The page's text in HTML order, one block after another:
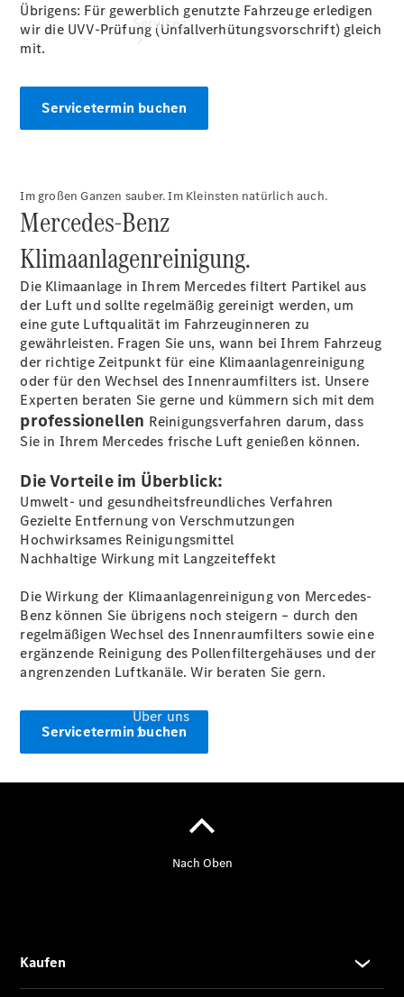
Services
Serviceangebote
Reifen &
Kompletträder
Zubehör
Pannen- &
Schadenhilfe
Reparatur &
Werkstatt
Rückrufe &
Umrüstungen
Warnung: Betrug
beim
Gebrauchtwagenkauf
Service für
Reisemobile
Finanzdienste
Digitale
Extras
Über uns
Übersicht
Übrigens: Für gewerblich genutzte Fahrzeuge erledigen
wir die UVV-Prüfung (Unfallverhütungsvorschrift) gleich
mit.
Servicetermin buchen
Im großen Ganzen sauber. Im Kleinsten natürlich auch.
Mercedes‑Benz
Klimaanlagenreinigung.
Die Klimaanlage in Ihrem Mercedes filtert Partikel aus
der Luft und sollte regelmäßig gereinigt werden, um
eine gute Luftqualität im Fahrzeuginneren zu
gewährleisten. Fragen Sie uns, wann bei Ihrem Fahrzeug
der richtige Zeitpunkt für eine Klimaanlagenreinigung
oder für den Wechsel des Innenraumfilters ist. Unsere
Experten beraten Sie gerne und kümmern sich mit dem
professionellen Reinigungsverfahren darum, dass
Sie in Ihrem Mercedes frische Luft genießen können.
Die Vorteile im Überblick:
Umwelt- und gesundheitsfreundliches Verfahren
Gezielte Entfernung von Verschmutzungen
Hochwirksames Reinigungsmittel
Nachhaltige Wirkung mit Langzeiteffekt
Die Wirkung der Klimaanlagenreinigung von Mercedes-
Benz können Sie übrigens noch steigern – durch den
regelmäßigen Wechsel des Innenraumfilters sowie eine
ergänzende Reinigung des Pollenfiltergehäuses und der
angrenzenden Luftkanäle. Wir beraten Sie gern.
Servicetermin buchen